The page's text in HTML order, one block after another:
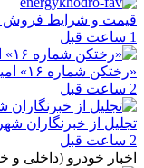
قیمت و شرایط فروش نیسان تیانا ۲۰۲۶
1 ساعت قبل
«رختکن شماره ۱۶» امیر کربلایی‌زاده دوباره روی صحنه می‌رود
2 ساعت قبل
تجلیل از خبرنگاران
2 ساعت قبل
اخبار خودرو (داخلی و